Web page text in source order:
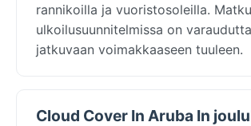
rannikoilla ja vuoristosoleilla.
ulkoilusuunnitelmissa on
jatkuvaan voimakkaaseen tuuleen.
Cloud Cover In Aruba In